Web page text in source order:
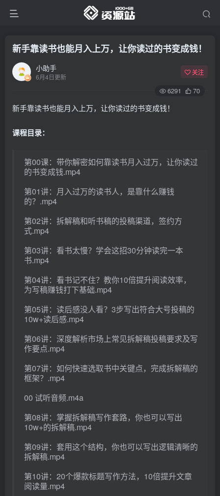
新手靠读书也能月入上万，让你读过的书变成钱！
小助手
6月4日更新
关注
6291 70
新手靠读书也能月入上万，让你读过的书变成钱！
课程目录：
第00课：带你解密如何靠读书月入过万，让你读过
的书变成钱.mp4
第01讲：月入过万的读书人，是靠什么赚钱
的？.mp4
第02讲：拆解稿和听书稿的投稿渠道，签约方
式.mp4
第03讲：看书太慢？学会这招30分钟读完一本
书.mp4
第04讲：看书记不住？教你10倍提升阅读效率，
为写稿赚钱打下基础.mp4
第05讲：读后感没人看？3步写出符合大号投稿的
10w+读后感.mp4
第06讲：深度解析市场上常见拆解稿投稿要求及写
作要点.mp4
第07讲：如何快速选取书中关键点，完成拆解稿的
框架？.mp4
00 试听音频.m4a
第08讲：掌握拆解稿写作套路，你也可以写出
10w+的拆解稿.mp4
第09讲：套用这个结构，你也可以写出逻辑清晰的
拆解稿.mp4
第10讲：20个爆款标题写作方法，10倍提升文章
阅读量.mp4